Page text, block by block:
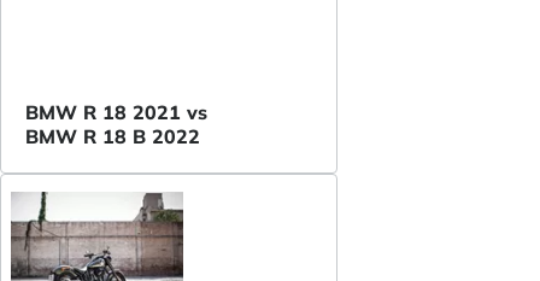
BMW R 18 2021 vs
BMW R 18 B 2022